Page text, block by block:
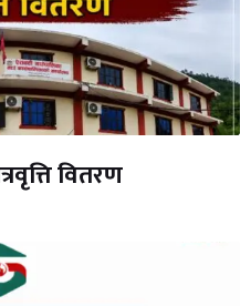
वितरण